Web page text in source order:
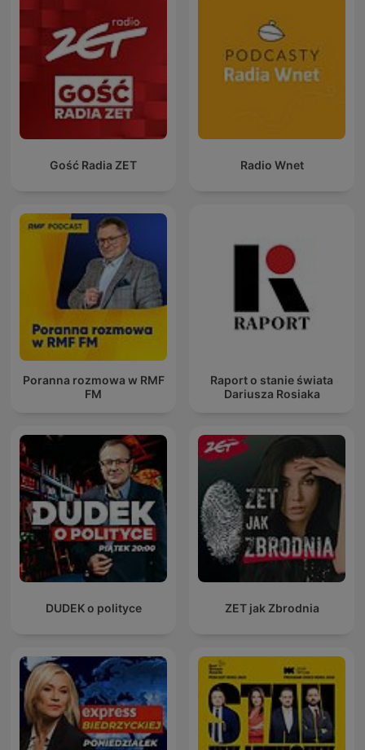
Gość Radia ZET Radio Wnet
Poranna rozmowa w RMF
FM
Raport o stanie świata
Dariusza Rosiaka
DUDEK o polityce ZET jak Zbrodnia